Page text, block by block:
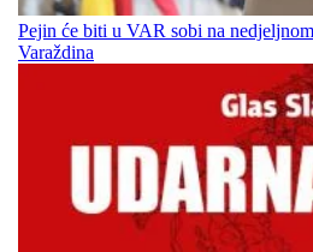
Pejin će biti u VAR sobi na
Varaždina